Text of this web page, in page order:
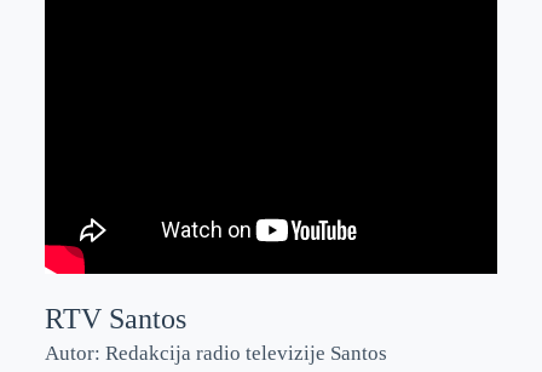
RTV Santos
Autor: Redakcija radio televizije Santos